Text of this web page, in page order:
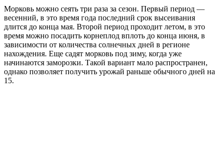
Морковь можно сеять три раза за сезон. Первый период —
весенний, в это время года последний срок высеивания
длится до конца мая. Второй период проходит летом, в это
время можно посадить корнеплод вплоть до конца июня, в
зависимости от количества солнечных дней в регионе
нахождения. Еще садят морковь под зиму, когда уже
начинаются заморозки. Такой вариант мало распространен,
однако позволяет получить урожай раньше обычного дней на
15.